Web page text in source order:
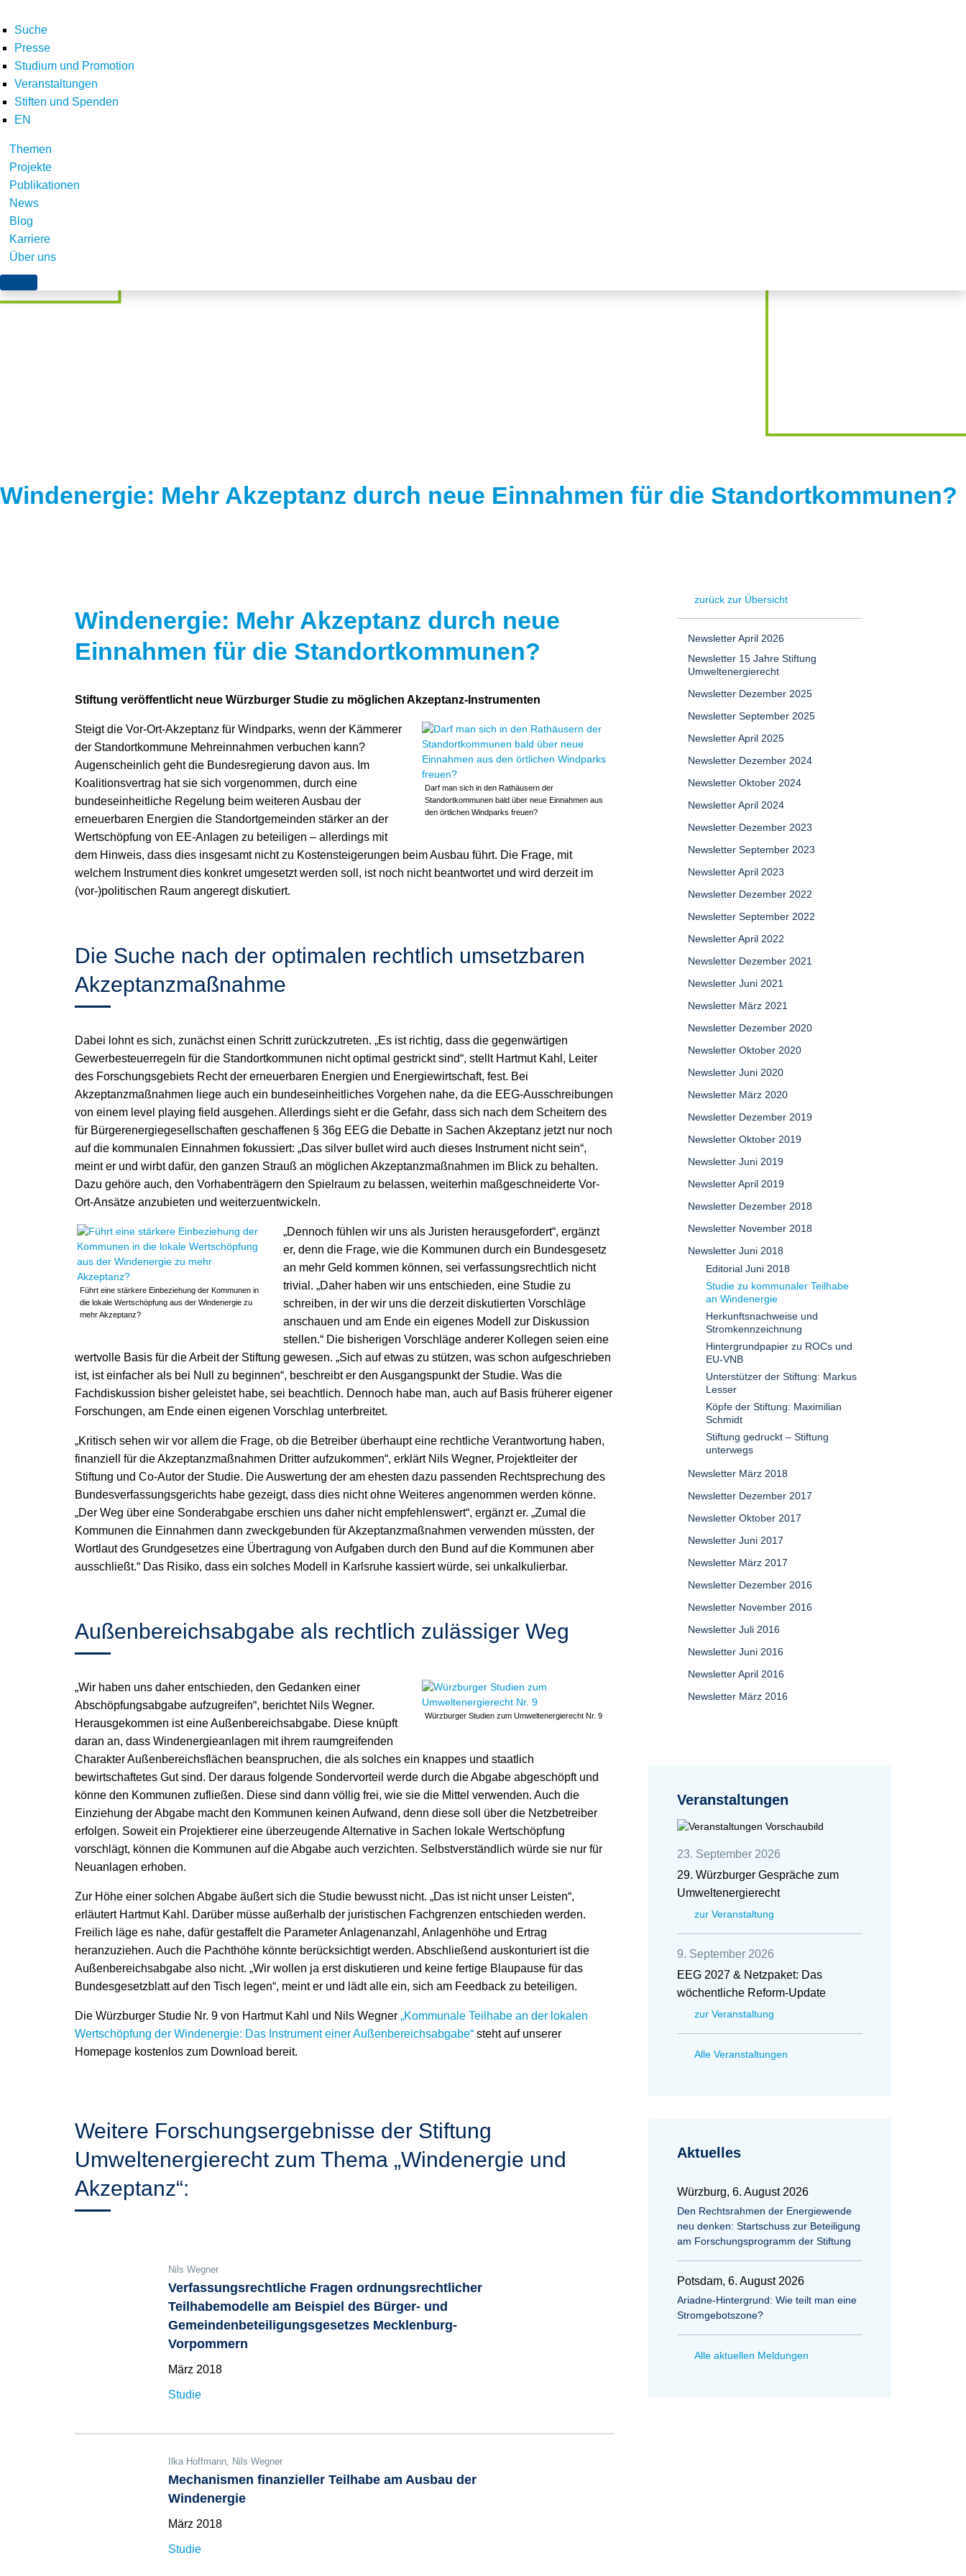
Suche
Presse
Studium und Promotion
Veranstaltungen
Stiften und Spenden
EN
Themen
Projekte
Publikationen
News
Blog
Karriere
Über uns
Home E-Letter Newsletter Juni 2018
Teilen
Windenergie: Mehr Akzeptanz durch neue Einnahmen für die Standortkommunen?
Windenergie: Mehr Akzeptanz durch neue
Einnahmen für die Standortkommunen?
Stiftung veröffentlicht neue Würzburger Studie zu möglichen Akzeptanz-Instrumenten
Darf man sich in den Rathäusern der
Standortkommunen bald über neue Einnahmen aus
den örtlichen Windparks freuen?
Steigt die Vor-Ort-Akzeptanz für Windparks, wenn der Kämmerer
der Standortkommune Mehreinnahmen verbuchen kann?
Augenscheinlich geht die Bundesregierung davon aus. Im
Koalitionsvertrag hat sie sich vorgenommen, durch eine
bundeseinheitliche Regelung beim weiteren Ausbau der
erneuerbaren Energien die Standortgemeinden stärker an der
Wertschöpfung von EE-Anlagen zu beteiligen – allerdings mit
dem Hinweis, dass dies insgesamt nicht zu Kostensteigerungen beim Ausbau führt. Die Frage, mit
welchem Instrument dies konkret umgesetzt werden soll, ist noch nicht beantwortet und wird derzeit im
(vor-)politischen Raum angeregt diskutiert.
Die Suche nach der optimalen rechtlich umsetzbaren
Akzeptanzmaßnahme
Dabei lohnt es sich, zunächst einen Schritt zurückzutreten. „Es ist richtig, dass die gegenwärtigen
Gewerbesteuerregeln für die Standortkommunen nicht optimal gestrickt sind“, stellt Hartmut Kahl, Leiter
des Forschungsgebiets Recht der erneuerbaren Energien und Energiewirtschaft, fest. Bei
Akzeptanzmaßnahmen liege auch ein bundeseinheitliches Vorgehen nahe, da die EEG-Ausschreibungen
von einem level playing field ausgehen. Allerdings sieht er die Gefahr, dass sich nach dem Scheitern des
für Bürgerenergiegesellschaften geschaffenen § 36g EEG die Debatte in Sachen Akzeptanz jetzt nur noch
auf die kommunalen Einnahmen fokussiert: „Das silver bullet wird auch dieses Instrument nicht sein“,
meint er und wirbt dafür, den ganzen Strauß an möglichen Akzeptanzmaßnahmen im Blick zu behalten.
Dazu gehöre auch, den Vorhabenträgern den Spielraum zu belassen, weiterhin maßgeschneiderte Vor-
Ort-Ansätze anzubieten und weiterzuentwickeln.
Führt eine stärkere Einbeziehung der Kommunen in
die lokale Wertschöpfung aus der Windenergie zu
mehr Akzeptanz?
„Dennoch fühlen wir uns als Juristen herausgefordert“, ergänzt
er, denn die Frage, wie die Kommunen durch ein Bundesgesetz
an mehr Geld kommen können, sei verfassungsrechtlich nicht
trivial. „Daher haben wir uns entschieden, eine Studie zu
schreiben, in der wir uns die derzeit diskutierten Vorschläge
anschauen und am Ende ein eigenes Modell zur Diskussion
stellen.“ Die bisherigen Vorschläge anderer Kollegen seien eine
wertvolle Basis für die Arbeit der Stiftung gewesen. „Sich auf etwas zu stützen, was schon aufgeschrieben
ist, ist einfacher als bei Null zu beginnen“, beschreibt er den Ausgangspunkt der Studie. Was die
Fachdiskussion bisher geleistet habe, sei beachtlich. Dennoch habe man, auch auf Basis früherer eigener
Forschungen, am Ende einen eigenen Vorschlag unterbreitet.
„Kritisch sehen wir vor allem die Frage, ob die Betreiber überhaupt eine rechtliche Verantwortung haben,
finanziell für die Akzeptanzmaßnahmen Dritter aufzukommen“, erklärt Nils Wegner, Projektleiter der
Stiftung und Co-Autor der Studie. Die Auswertung der am ehesten dazu passenden Rechtsprechung des
Bundesverfassungsgerichts habe gezeigt, dass dies nicht ohne Weiteres angenommen werden könne.
„Der Weg über eine Sonderabgabe erschien uns daher nicht empfehlenswert“, ergänzt er. „Zumal die
Kommunen die Einnahmen dann zweckgebunden für Akzeptanzmaßnahmen verwenden müssten, der
Wortlaut des Grundgesetzes eine Übertragung von Aufgaben durch den Bund auf die Kommunen aber
ausschließt.“ Das Risiko, dass ein solches Modell in Karlsruhe kassiert würde, sei unkalkulierbar.
Außenbereichsabgabe als rechtlich zulässiger Weg
Würzburger Studien zum Umweltenergierecht Nr. 9
„Wir haben uns daher entschieden, den Gedanken einer
Abschöpfungsabgabe aufzugreifen“, berichtet Nils Wegner.
Herausgekommen ist eine Außenbereichsabgabe. Diese knüpft
daran an, dass Windenergieanlagen mit ihrem raumgreifenden
Charakter Außenbereichsflächen beanspruchen, die als solches ein knappes und staatlich
bewirtschaftetes Gut sind. Der daraus folgende Sondervorteil werde durch die Abgabe abgeschöpft und
könne den Kommunen zufließen. Diese sind dann völlig frei, wie sie die Mittel verwenden. Auch die
Einziehung der Abgabe macht den Kommunen keinen Aufwand, denn diese soll über die Netzbetreiber
erfolgen. Soweit ein Projektierer eine überzeugende Alternative in Sachen lokale Wertschöpfung
vorschlägt, können die Kommunen auf die Abgabe auch verzichten. Selbstverständlich würde sie nur für
Neuanlagen erhoben.
Zur Höhe einer solchen Abgabe äußert sich die Studie bewusst nicht. „Das ist nicht unser Leisten“,
erläutert Hartmut Kahl. Darüber müsse außerhalb der juristischen Fachgrenzen entschieden werden.
Freilich läge es nahe, dafür gestaffelt die Parameter Anlagenanzahl, Anlagenhöhe und Ertrag
heranzuziehen. Auch die Pachthöhe könnte berücksichtigt werden. Abschließend auskonturiert ist die
Außenbereichsabgabe also nicht. „Wir wollen ja erst diskutieren und keine fertige Blaupause für das
Bundesgesetzblatt auf den Tisch legen“, meint er und lädt alle ein, sich am Feedback zu beteiligen.
Die Würzburger Studie Nr. 9 von Hartmut Kahl und Nils Wegner „Kommunale Teilhabe an der lokalen
Wertschöpfung der Windenergie: Das Instrument einer Außenbereichsabgabe“ steht auf unserer
Homepage kostenlos zum Download bereit.
Weitere Forschungsergebnisse der Stiftung
Umweltenergierecht zum Thema „Windenergie und
Akzeptanz“:
Nils Wegner
Verfassungsrechtliche Fragen ordnungsrechtlicher
Teilhabemodelle am Beispiel des Bürger- und
Gemeindenbeteiligungsgesetzes Mecklenburg-
Vorpommern
März 2018
Studie
Ilka Hoffmann, Nils Wegner
Mechanismen finanzieller Teilhabe am Ausbau der
Windenergie
März 2018
Studie
zurück zur Übersicht
Newsletter April 2026
Newsletter 15 Jahre Stiftung
Umweltenergierecht
Newsletter Dezember 2025
Newsletter September 2025
Newsletter April 2025
Newsletter Dezember 2024
Newsletter Oktober 2024
Newsletter April 2024
Newsletter Dezember 2023
Newsletter September 2023
Newsletter April 2023
Newsletter Dezember 2022
Newsletter September 2022
Newsletter April 2022
Newsletter Dezember 2021
Newsletter Juni 2021
Newsletter März 2021
Newsletter Dezember 2020
Newsletter Oktober 2020
Newsletter Juni 2020
Newsletter März 2020
Newsletter Dezember 2019
Newsletter Oktober 2019
Newsletter Juni 2019
Newsletter April 2019
Newsletter Dezember 2018
Newsletter November 2018
Newsletter Juni 2018
Editorial Juni 2018
Studie zu kommunaler Teilhabe
an Windenergie
Herkunftsnachweise und
Stromkennzeichnung
Hintergrundpapier zu ROCs und
EU-VNB
Unterstützer der Stiftung: Markus
Lesser
Köpfe der Stiftung: Maximilian
Schmidt
Stiftung gedruckt – Stiftung
unterwegs
Newsletter März 2018
Newsletter Dezember 2017
Newsletter Oktober 2017
Newsletter Juni 2017
Newsletter März 2017
Newsletter Dezember 2016
Newsletter November 2016
Newsletter Juli 2016
Newsletter Juni 2016
Newsletter April 2016
Newsletter März 2016
Veranstaltungen
23. September 2026
29. Würzburger Gespräche zum
Umweltenergierecht
zur Veranstaltung
9. September 2026
EEG 2027 & Netzpaket: Das
wöchentliche Reform-Update
zur Veranstaltung
Alle Veranstaltungen
Aktuelles
Würzburg, 6. August 2026
Den Rechtsrahmen der Energiewende
neu denken: Startschuss zur Beteiligung
am Forschungsprogramm der Stiftung
Potsdam, 6. August 2026
Ariadne-Hintergrund: Wie teilt man eine
Stromgebotszone?
Alle aktuellen Meldungen